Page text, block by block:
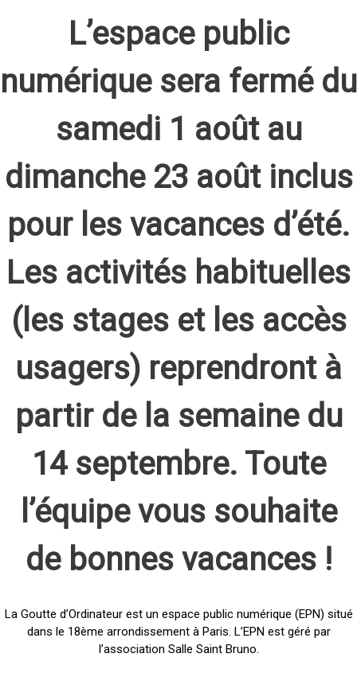
L’espace public
numérique sera fermé du
samedi 1 août au
dimanche 23 août inclus
pour les vacances d’été.
Les activités habituelles
(les stages et les accès
usagers) reprendront à
partir de la semaine du
14 septembre. Toute
l’équipe vous souhaite
de bonnes vacances !
La Goutte d’Ordinateur est un espace public numérique (EPN) situé
dans le 18ème arrondissement à Paris. L’EPN est géré par
l’association Salle Saint Bruno.